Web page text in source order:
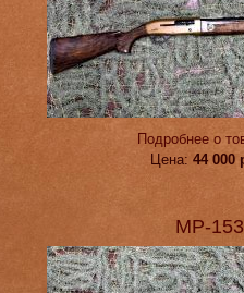
Подробнее о
Цена:44 000
МР-153